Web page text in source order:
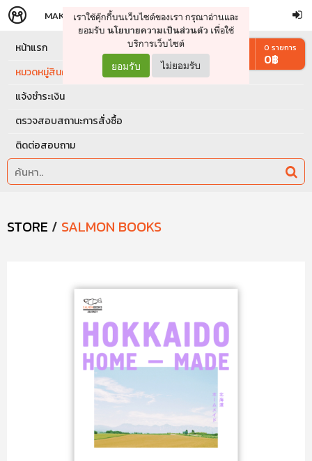
จัดการรถเข็น ดำเนินการต่อ
MAKERS STORE
เราใช้คุ๊กกี้บนเว็บไซต์ของเรา กรุณาอ่านและ
ยอมรับ นโยบายความเป็นส่วนตัว เพื่อใช้
บริการเว็บไซต์
ยอมรับ ไม่ยอมรับ
หน้าแรก
หมวดหมู่สินค้า
แจ้งชำระเงิน
ตรวจสอบสถานะการสั่งซื้อ
ติดต่อสอบถาม
0 รายการ
0฿
STORE / SALMON BOOKS